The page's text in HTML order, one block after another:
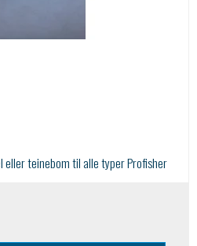
teinebom til alle typer Profisher